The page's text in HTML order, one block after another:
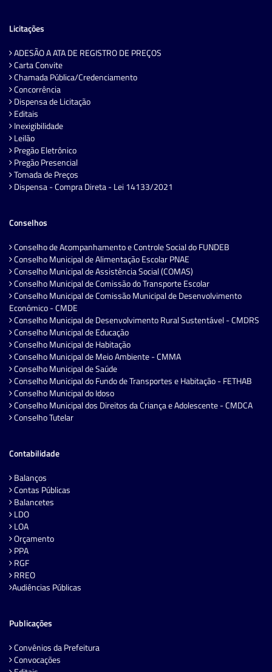
Licitações
ADESÃO A ATA DE REGISTRO DE PREÇOS
Carta Convite
Chamada Pública/Credenciamento
Concorrência
Dispensa de Licitação
Editais
Inexigibilidade
Leilão
Pregão Eletrônico
Pregão Presencial
Tomada de Preços
Dispensa - Compra Direta - Lei 14133/2021
Conselhos
Conselho de Acompanhamento e Controle Social do FUNDEB
Conselho Municipal de Alimentação Escolar PNAE
Conselho Municipal de Assistência Social (COMAS)
Conselho Municipal de Comissão do Transporte Escolar
Conselho Municipal de Comissão Municipal de Desenvolvimento
Econômico - CMDE
Conselho Municipal de Desenvolvimento Rural Sustentável - CMDRS
Conselho Municipal de Educação
Conselho Municipal de Habitação
Conselho Municipal de Meio Ambiente - CMMA
Conselho Municipal de Saúde
Conselho Municipal do Fundo de Transportes e Habitação - FETHAB
Conselho Municipal do Idoso
Conselho Municipal dos Direitos da Criança e Adolescente - CMDCA
Conselho Tutelar
Contabilidade
Balanços
Contas Públicas
Balancetes
LDO
LOA
Orçamento
PPA
RGF
RREO
Audiências Públicas
Publicações
Convênios da Prefeitura
Convocações